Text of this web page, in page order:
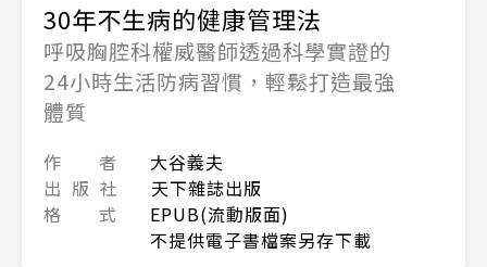
30年不生病的健康管理法
呼吸胸腔科權威醫師透過科學實證的
24小時生活防病習慣，輕鬆打造最強
體質
作 者
大谷義夫
出 版 社
天下雜誌出版
格 式
EPUB(流動版面)
不提供電子書檔案另存下載